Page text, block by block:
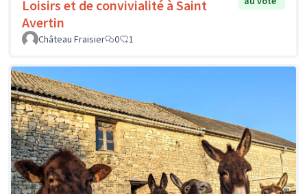
Loisirs et de convivialité à Saint
Avertin
Château Fraisier 0 1